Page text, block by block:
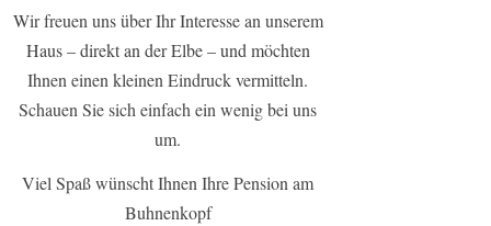
Wir freuen uns über Ihr Interesse an unserem
Haus – direkt an der Elbe – und möchten
Ihnen einen kleinen Eindruck vermitteln.
Schauen Sie sich einfach ein wenig bei uns
um.
Viel Spaß wünscht Ihnen Ihre Pension am
Buhnenkopf